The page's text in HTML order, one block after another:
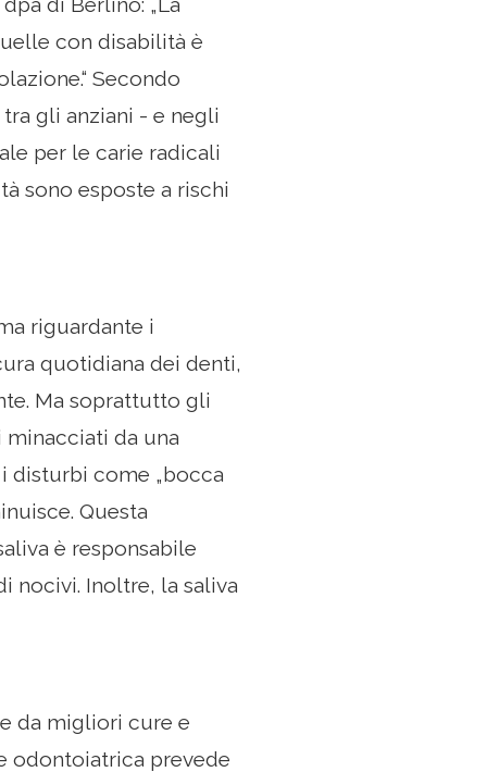
con disabilità è
Secondo
gli anziani - e negli
per le carie radicali
sono esposte a rischi
riguardante i
quotidiana dei denti,
Ma soprattutto gli
da una
disturbi come „bocca
Questa
è responsabile
nocivi. Inoltre, la saliva
da migliori cure e
odontoiatrica prevede